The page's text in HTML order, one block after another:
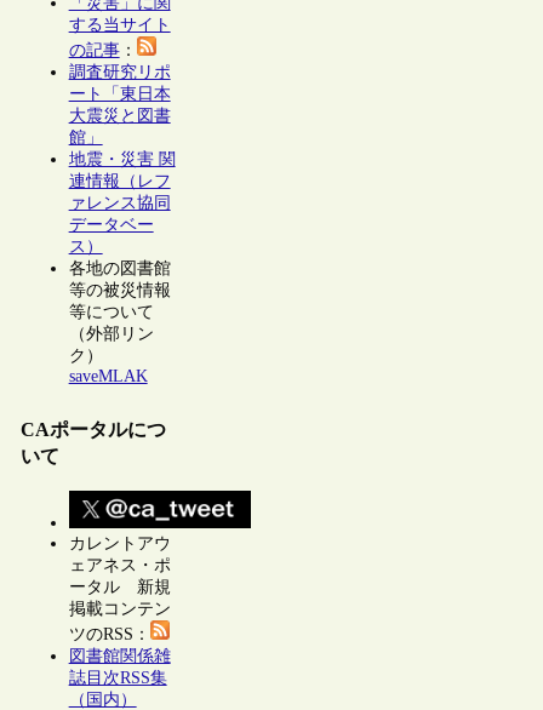
する当サイト
の記事：
調査研究リポ
ート「東日本
大震災と図書
館」
地震・災害 関
連情報（レフ
ァレンス協同
データベー
ス）
各地の図書館
等の被災情報
等について
（外部リン
ク）
saveMLAK
CAポータルにつ
いて
カレントアウ
ェアネス・ポ
ータル 新規
掲載コンテン
ツのRSS：
図書館関係雑
誌目次RSS集
（国内）